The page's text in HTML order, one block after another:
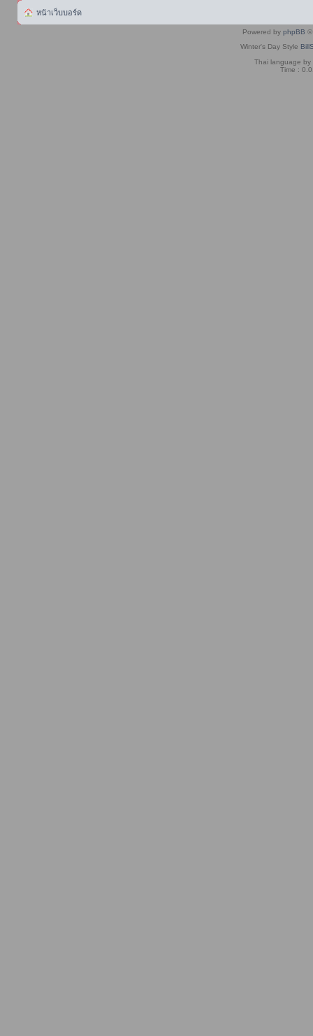
หน้าเว็บบอร์ด
Powered by phpBB ©
Winter's Day Style
Thai language by
Time :